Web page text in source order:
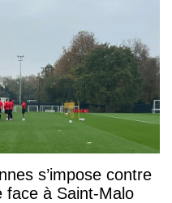
s’impose contre
face à Saint-Malo